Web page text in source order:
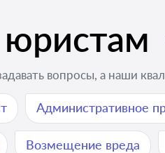
вопросы, а наши
Административное
Возмещение вреда